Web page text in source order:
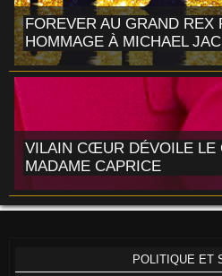
FOREVER AU GRAND REX
HOMMAGE À MICHAEL
VILAIN CŒUR DÉVOILE LE
MADAME CAPRICE
POLITIQUE ET